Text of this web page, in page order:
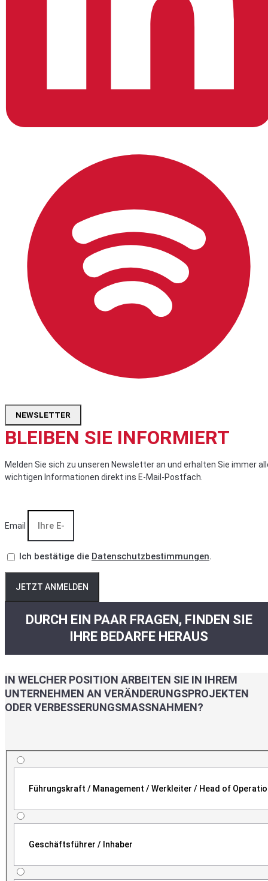
NEWSLETTER
BLEIBEN SIE INFORMIERT
Melden Sie sich zu unseren Newsletter an und erhalten Sie immer
wichtigen Informationen direkt ins E-Mail-Postfach.
Email
Ich bestätige die Datenschutzbestimmungen.
JETZT ANMELDEN
DURCH EIN PAAR FRAGEN, FINDEN SIE
IHRE BEDARFE HERAUS
IN WELCHER POSITION ARBEITEN SIE IN IHREM
UNTERNEHMEN AN VERÄNDERUNGSPROJEKTEN
ODER VERBESSERUNGSMASSNAHMEN?
Führungskraft / Management / Werkleiter / Head of
Geschäftsführer / Inhaber